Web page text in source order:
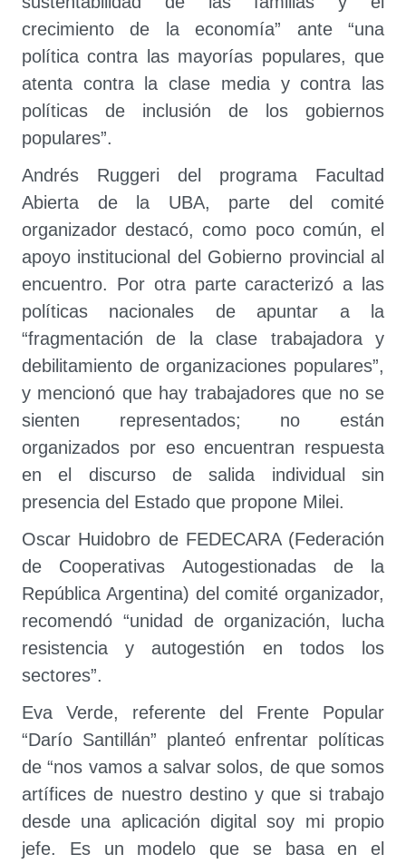
crecimiento de la economía” ante “una
política contra las mayorías populares, que
atenta contra la clase media y contra las
políticas de inclusión de los gobiernos
populares”.
Andrés Ruggeri del programa Facultad
Abierta de la UBA, parte del comité
organizador destacó, como poco común, el
apoyo institucional del Gobierno provincial al
encuentro. Por otra parte caracterizó a las
políticas nacionales de apuntar a la
“fragmentación de la clase trabajadora y
debilitamiento de organizaciones populares”,
y mencionó que hay trabajadores que no se
sienten representados; no están
organizados por eso encuentran respuesta
en el discurso de salida individual sin
presencia del Estado que propone Milei.
Oscar Huidobro de FEDECARA (Federación
de Cooperativas Autogestionadas de la
República Argentina) del comité organizador,
recomendó “unidad de organización, lucha
resistencia y autogestión en todos los
sectores”.
Eva Verde, referente del Frente Popular
“Darío Santillán” planteó enfrentar políticas
de “nos vamos a salvar solos, de que somos
artífices de nuestro destino y que si trabajo
desde una aplicación digital soy mi propio
jefe. Es un modelo que se basa en el